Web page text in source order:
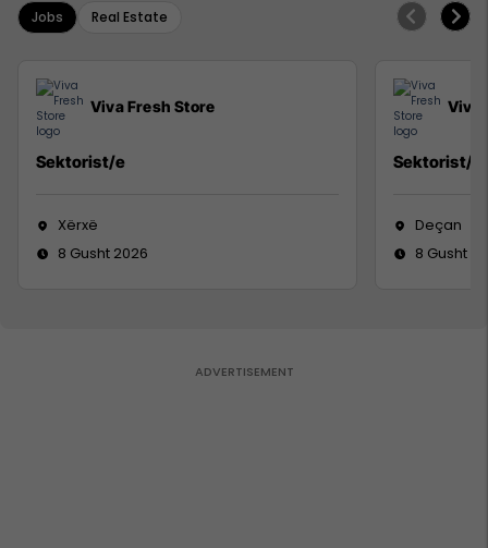
Jobs Real Estate
Viva Fresh Store
Sektorist/e
Xërxë
8 Gusht 2026
Viva
Sektorist/e
Deçan
8 Gusht